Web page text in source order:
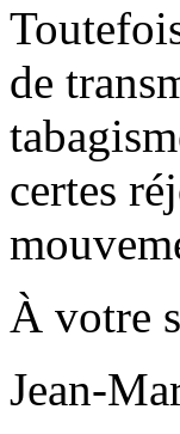
de
certes
À votre
Jean-